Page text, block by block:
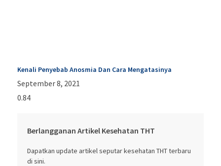
Kenali Penyebab Anosmia Dan Cara Mengatasinya
September 8, 2021
Berlangganan Artikel Kesehatan THT
Dapatkan update artikel seputar kesehatan THT terbaru
di sini.